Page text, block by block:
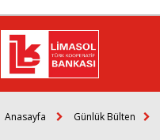
Anasayfa Günlük Bülten